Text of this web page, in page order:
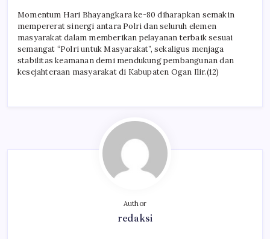
Momentum Hari Bhayangkara ke-80 diharapkan semakin
mempererat sinergi antara Polri dan seluruh elemen
masyarakat dalam memberikan pelayanan terbaik sesuai
semangat “Polri untuk Masyarakat”, sekaligus menjaga
stabilitas keamanan demi mendukung pembangunan dan
kesejahteraan masyarakat di Kabupaten Ogan Ilir.(12)
Author
redaksi